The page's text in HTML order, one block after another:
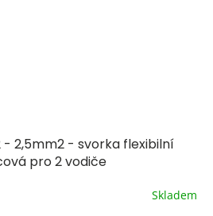
- 2,5mm2 - svorka flexibilní
pro 2 vodiče
Skladem